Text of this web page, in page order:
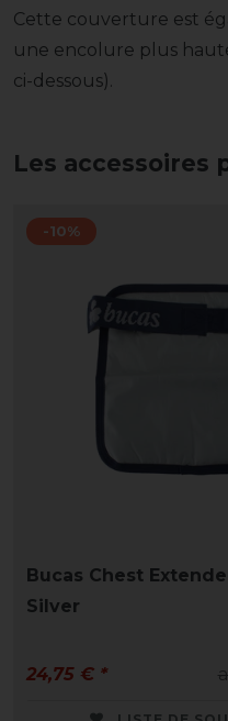
Cette couverture est
une encolure plus
ci-dessous).
Les accessoires
-10%
Bucas Chest
Silver
24,75 € *